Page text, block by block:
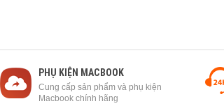
PHỤ KIỆN MACBOOK
Cung cấp sản phẩm và phụ kiện
Macbook chính hãng